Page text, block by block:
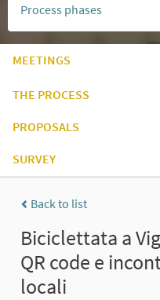
Process phases
MEETINGS
THE PROCESS
PROPOSALS
SURVEY
Back to list
Biciclettata a
QR code e
locali